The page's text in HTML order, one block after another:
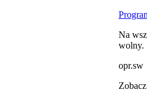
Na
wolny.
opr.sw
Zobacz